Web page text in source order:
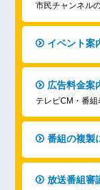
市民チャンネル
イベント案
広告料金案
テレビCM・番
番組の複製
放送番組審